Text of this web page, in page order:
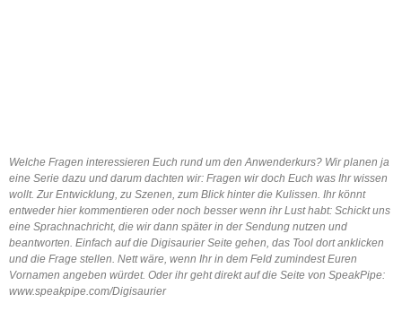
Welche Fragen interessieren Euch rund um den Anwenderkurs? Wir planen ja
eine Serie dazu und darum dachten wir: Fragen wir doch Euch was Ihr wissen
wollt. Zur Entwicklung, zu Szenen, zum Blick hinter die Kulissen. Ihr könnt
entweder hier kommentieren oder noch besser wenn ihr Lust habt: Schickt uns
eine Sprachnachricht, die wir dann später in der Sendung nutzen und
beantworten. Einfach auf die Digisaurier Seite gehen, das Tool dort anklicken
und die Frage stellen. Nett wäre, wenn Ihr in dem Feld zumindest Euren
Vornamen angeben würdet. Oder ihr geht direkt auf die Seite von SpeakPipe:
www.speakpipe.com/Digisaurier